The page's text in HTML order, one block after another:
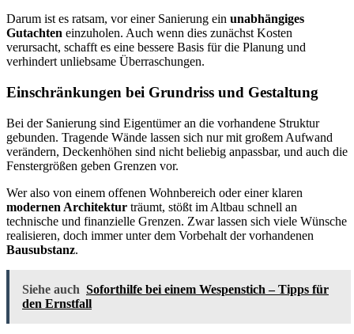
Darum ist es ratsam, vor einer Sanierung ein unabhängiges
Gutachten einzuholen. Auch wenn dies zunächst Kosten
verursacht, schafft es eine bessere Basis für die Planung und
verhindert unliebsame Überraschungen.
Einschränkungen bei Grundriss und Gestaltung
Bei der Sanierung sind Eigentümer an die vorhandene Struktur
gebunden. Tragende Wände lassen sich nur mit großem Aufwand
verändern, Deckenhöhen sind nicht beliebig anpassbar, und auch die
Fenstergrößen geben Grenzen vor.
Wer also von einem offenen Wohnbereich oder einer klaren
modernen Architektur träumt, stößt im Altbau schnell an
technische und finanzielle Grenzen. Zwar lassen sich viele Wünsche
realisieren, doch immer unter dem Vorbehalt der vorhandenen
Bausubstanz.
Siehe auch Soforthilfe bei einem Wespenstich – Tipps für
den Ernstfall